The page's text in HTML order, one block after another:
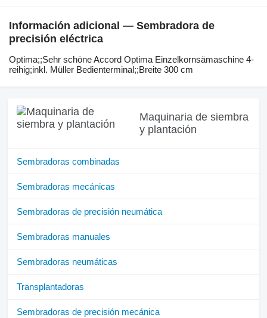
Información adicional — Sembradora de
precisión eléctrica
Optima;;Sehr ​​​​​​​​​‌‌​​​​‌​​​​​​​​​‌‌‌​‌​‌​​​​​​​​​‌‌‌​‌​​​​​​​​​​​‌‌​‌‌‌‌​​​​​​​​​‌‌​‌‌​​​​​​​​​​​‌‌​‌​​‌​​​​​​​​​‌‌​‌‌‌​​​​​​​​​​‌‌​​‌​‌schöne Accord Optima Einzelkornsämaschine 4-
reihig;inkl. Müller Bedienterminal;;Breite 300 cm
Maquinaria de siembra
y plantación
Sembradoras combinadas
Sembradoras mecánicas
Sembradoras de precisión neumática
Sembradoras manuales
Sembradoras neumáticas
Transplantadoras
Sembradoras de precisión mecánica